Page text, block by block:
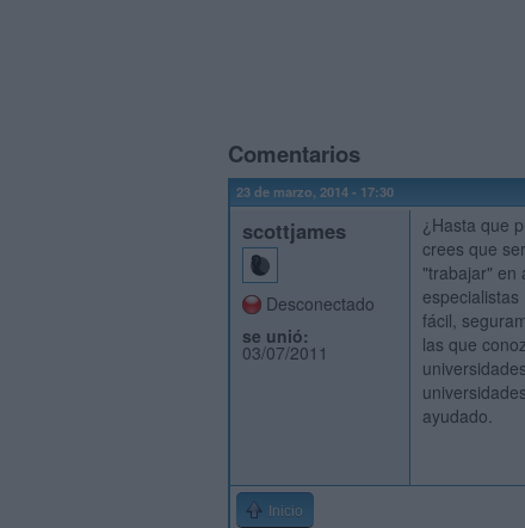
Comentarios
23 de marzo, 2014 - 17:30
scottjames
Desconectado
se unió:
03/07/2011
¿Hasta que
crees que
"trabajar" en
fácil,
las que
ayudado.
Inicio